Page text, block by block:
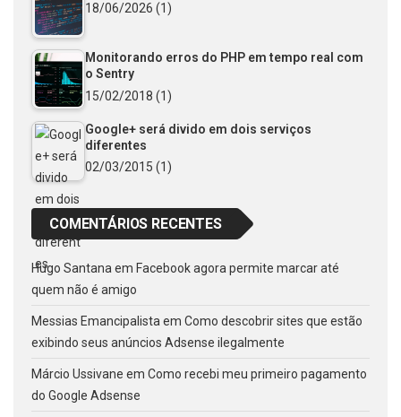
18/06/2026 (1)
Monitorando erros do PHP em tempo real com
o Sentry
15/02/2018 (1)
Google+ será divido em dois serviços
diferentes
02/03/2015 (1)
COMENTÁRIOS RECENTES
Hugo Santana em Facebook agora permite marcar até
quem não é amigo
Messias Emancipalista em Como descobrir sites que estão
exibindo seus anúncios Adsense ilegalmente
Márcio Ussivane em Como recebi meu primeiro pagamento
do Google Adsense